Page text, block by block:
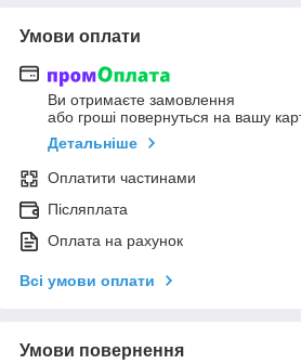
Умови оплати
Ви отримаєте замовлення
або гроші повернуться на вашу
Детальніше
Оплатити частинами
Післяплата
Оплата на рахунок
Всі умови оплати
Умови повернення